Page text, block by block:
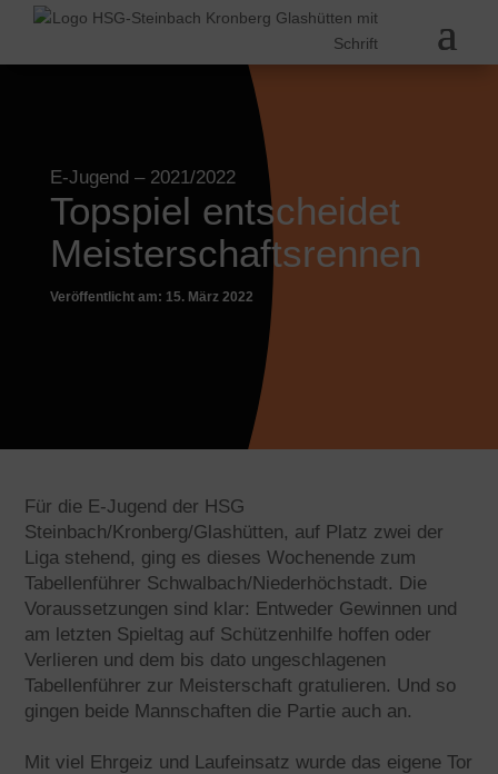
E-Jugend– 2021/2022
Topspiel entscheidet
Meisterschaftsrennen
Veröffentlicht am: 15. März 2022
Für die E-Jugend der HSG
Steinbach/Kronberg/Glashütten, auf Platz zwei der
Liga stehend, ging es dieses Wochenende zum
Tabellenführer Schwalbach/Niederhöchstadt. Die
Voraussetzungen sind klar: Entweder Gewinnen und
am letzten Spieltag auf Schützenhilfe hoffen oder
Verlieren und dem bis dato ungeschlagenen
Tabellenführer zur Meisterschaft gratulieren. Und so
gingen beide Mannschaften die Partie auch an.
Mit viel Ehrgeiz und Laufeinsatz wurde das eigene Tor